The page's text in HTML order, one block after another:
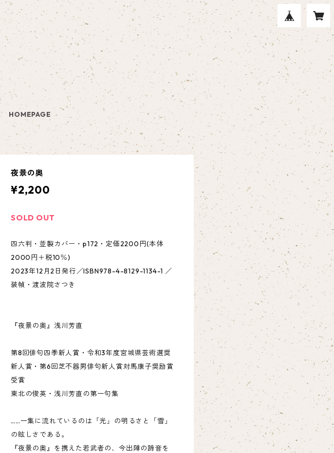
HOMEPAGE
夜景の奥
¥2,200
SOLD OUT
四六判・並製カバー・p172・定価2200円(本体
2000円＋税10％)
2023年12月2日発行／ISBN978-4-8129-1134-1 ／
装幀・渡波院さつき
『夜景の奥』浅川芳直
第8回俳句四季新人賞・令和3年度宮城県芸術選奨
新人賞・第6回芝不器男俳句新人賞対馬康子奨励賞
受賞
東北の俊英・浅川芳直の第一句集
……一集に流れているのは「光」の明るさと「雪」
の眩しさである。
『夜景の奥』を携えた若武者の、今出陣の蹄音を